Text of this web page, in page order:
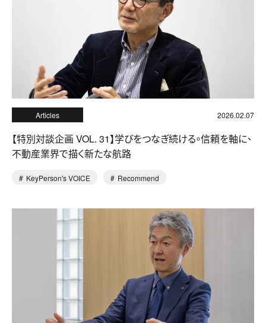
Articles 2026.02.07
【特別対談企画 VOL. 31】学びをつなぎ続ける。信頼を軸に、
不動産業界で描く新たな航路
KeyPerson's VOICE Recommend